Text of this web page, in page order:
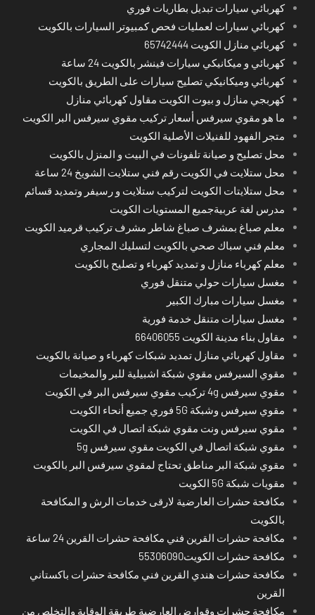
كهربائي سيارات تبديل بطاريات فوري
كهربائي سيارات لعمليات فحص كمبيوتر السيارات بالكويت
كهربائي منازل الكويت 65742444
كهربائي و ميكانيكي سيارات فينشر بالكويت 24 ساعة
كهربائي وميكانيكي تصليح سيارات على الطريق بالكويت
كهربجي منازل و بيوت الكويت مقاول كهربائي منازل
ما هو مقوي سيرفس أسعار تركيب مقوي سيرفس البر الكويت
متجر الفهود للفنيلات الأصلية الكويت
محل تصليح و صيانة تلفونات في البيت و المنزل بالكويت
محل ستلايت في الكويت رقم فني ستلايت الشويخ 24 ساعة
محل ستلايتات الكويت لتركيب ستلايت و رسيفر وتمديد قسائم
مدرس لغة عربيةجميع المستويات الكويت
معلم صباغ بمشرف صباغ شاطر مشرف تركيب قرميد الكويت
معلم فني سباك صحي بالكويت لتسليك المجاري
معلم كهرباء منازل و تمديد كهرباء و تصليح بالكويت
مغسل سيارات حولي متنقل فوري
مغسل سيارات مبارك الكبير
مغسل سيارات متنقل خدمة فورية
مقاول بناء مدينة الكويت 66406055
مقاول كهربائي منازل تمديد شبكات كهرباء و صيانة بالكويت
مقوي السيرفس مقوي شبكة اشبيلية للبر والمخيمات
مقوي سيرفس 4g تركيب مقوي سيرفس البر في الكويت
مقوي سيرفس وشبكة 5G فوري جميع أنحاء الكويت
مقوي سيرفس ونت مقوي شبكة اتصال في الكويت
مقوي شبكة اتصال في الكويت مقوي سيرفس 5g
مقوي شبكة البر مناطق تحتاج لمقوي سيرفس البر بالكويت
مقويات شبكة 5G الكويت
مكافحة حشرات العارضية لارقى خدمات الرش و المكافحة
بالكويت
مكافحة حشرات القرين فني مكافحة حشرات القرين 24 ساعة
مكافحة حشرات الكويت55306090
مكافحة حشرات هندي القرين فني مكافحة حشرات باكستاني
القرين
مكافحة حشرات وقوارض العارضية طريقة الوقاية والتخلص من